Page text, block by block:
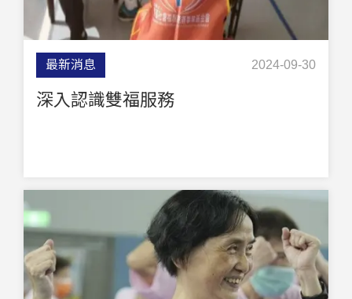
最新消息 2024-09-30
深入認識雙福服務